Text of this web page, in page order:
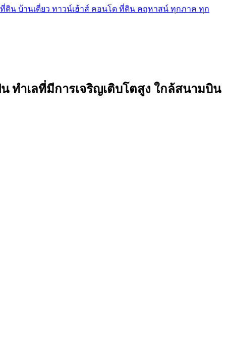
ดิน บ้านเดี่ยว ทาวน์เฮ้าส์ คอนโด ที่ดิน คฤหาสน์ ทุกภาค ทุก
ทำเลที่มีการเจริญเติบโตสูง ใกล้สนามบิน